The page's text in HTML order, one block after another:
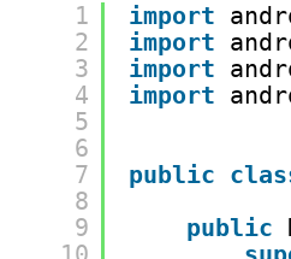
1
2
3
4
5
6
7
8
9
import
import
import
import
public
public